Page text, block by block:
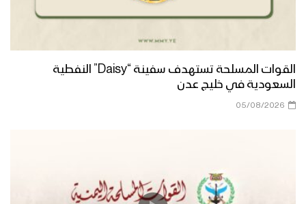
القوات المسلحة تستهدف سفينة “Daisy” النفطية
السعودية في خليج عدن
05/08/2026